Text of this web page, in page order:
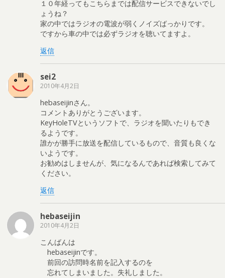
１０年経ってもこちらまでは配信サービスできないでし
ょうね？
家の中ではラジオの電波が弱くノイズばっかりです。
ですから車の中では必ずラジオを聴いてますよ。
返信
sei2
2010年4月2日
hebaseijinさん。
コメントありがとうございます。
KeyHoleTVというソフトで、ラジオを聞いたりもでき
るようです。
誰かが勝手に放送を配信しているもので、音質も良くな
いようです。
お勧めはしませんが、気になるんであれば検索してみて
ください。
返信
hebaseijin
2010年4月2日
こんばんは
hebaseijinです。
前回の訪問時名前を記入するのを
忘れてしまいました。失礼しました。